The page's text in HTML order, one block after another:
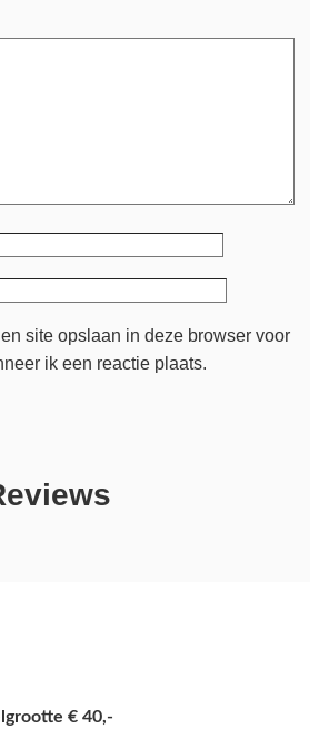
site opslaan in deze browser voor
ik een reactie plaats.
€ 40,-